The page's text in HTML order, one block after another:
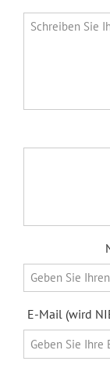
E-Mail (wird